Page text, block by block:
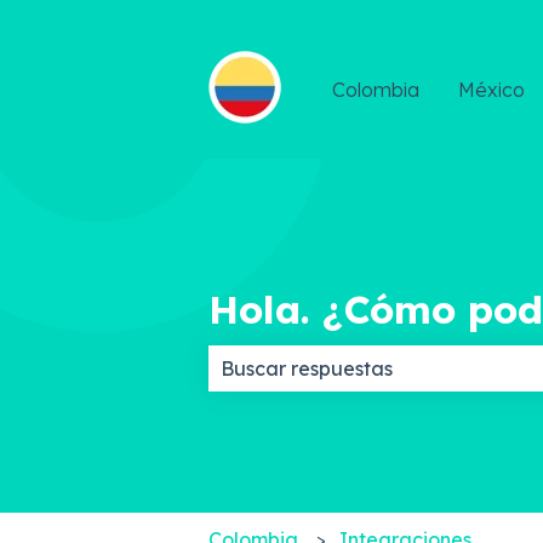
Colombia México
Hola. ¿Cómo